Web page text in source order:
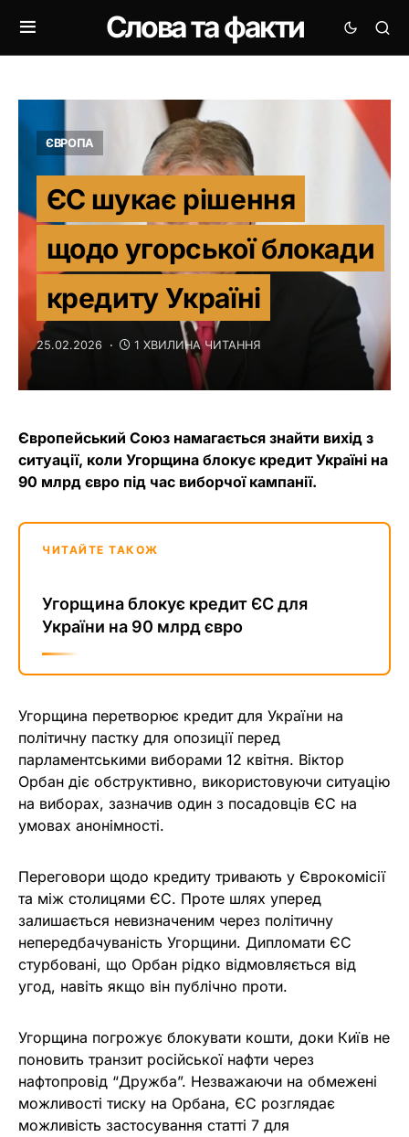
Слова та факти
ЄВРОПА
ЄС шукає рішення
щодо угорської блокади
кредиту Україні
25.02.2026 1 ХВИЛИНА ЧИТАННЯ
Європейський Союз намагається знайти вихід з
ситуації, коли Угорщина блокує кредит Україні на
90 млрд євро під час виборчої кампанії.
ЧИТАЙТЕ ТАКОЖ
Угорщина блокує кредит ЄС для
України на 90 млрд євро
Угорщина перетворює кредит для України на
політичну пастку для опозиції перед
парламентськими виборами 12 квітня. Віктор
Орбан діє обструктивно, використовуючи ситуацію
на виборах, зазначив один з посадовців ЄС на
умовах анонімності.
Переговори щодо кредиту тривають у Єврокомісії
та між столицями ЄС. Проте шлях уперед
залишається невизначеним через політичну
непередбачуваність Угорщини. Дипломати ЄС
стурбовані, що Орбан рідко відмовляється від
угод, навіть якщо він публічно проти.
Угорщина погрожує блокувати кошти, доки Київ не
поновить транзит російської нафти через
нафтопровід “Дружба”. Незважаючи на обмежені
можливості тиску на Орбана, ЄС розглядає
можливість застосування статті 7 для